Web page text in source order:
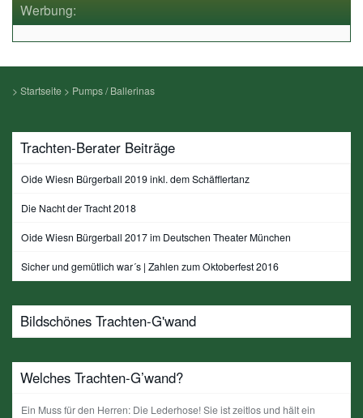
Werbung:
> Startseite > Pumps / Ballerinas
Trachten-Berater Beiträge
Oide Wiesn Bürgerball 2019 inkl. dem Schäfflertanz
Die Nacht der Tracht 2018
Oide Wiesn Bürgerball 2017 im Deutschen Theater München
Sicher und gemütlich war´s | Zahlen zum Oktoberfest 2016
Bildschönes Trachten-G'wand
Welches Trachten-G’wand?
Ein Muss für den Herren: Die Lederhose! Sie ist zeitlos und hält ein